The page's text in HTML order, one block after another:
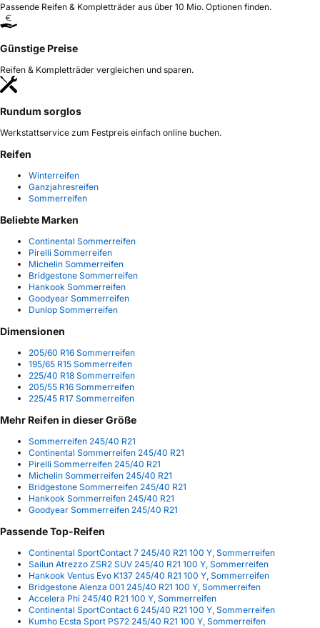
Passende Reifen & Kompletträder aus über 10 Mio. Optionen finden.
Günstige Preise
Reifen & Kompletträder vergleichen und sparen.
Rundum sorglos
Werkstattservice zum Festpreis einfach online buchen.
Reifen
Winterreifen
Ganzjahresreifen
Sommerreifen
Beliebte Marken
Continental Sommerreifen
Pirelli Sommerreifen
Michelin Sommerreifen
Bridgestone Sommerreifen
Hankook Sommerreifen
Goodyear Sommerreifen
Dunlop Sommerreifen
Dimensionen
205/60 R16 Sommerreifen
195/65 R15 Sommerreifen
225/40 R18 Sommerreifen
205/55 R16 Sommerreifen
225/45 R17 Sommerreifen
Mehr Reifen in dieser Größe
Sommerreifen 245/40 R21
Continental Sommerreifen 245/40 R21
Pirelli Sommerreifen 245/40 R21
Michelin Sommerreifen 245/40 R21
Bridgestone Sommerreifen 245/40 R21
Hankook Sommerreifen 245/40 R21
Goodyear Sommerreifen 245/40 R21
Passende Top-Reifen
Continental SportContact 7 245/40 R21 100 Y, Sommerreifen
Sailun Atrezzo ZSR2 SUV 245/40 R21 100 Y, Sommerreifen
Hankook Ventus Evo K137 245/40 R21 100 Y, Sommerreifen
Bridgestone Alenza 001 245/40 R21 100 Y, Sommerreifen
Accelera Phi 245/40 R21 100 Y, Sommerreifen
Continental SportContact 6 245/40 R21 100 Y, Sommerreifen
Kumho Ecsta Sport PS72 245/40 R21 100 Y, Sommerreifen